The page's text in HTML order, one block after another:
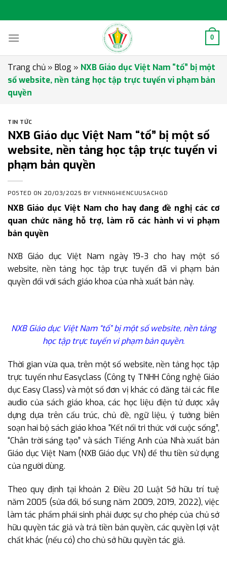
to
0
Trang chủ » Blog » NXB Giáo dục Việt Nam “tố” bị một
số website, nền tảng học tập trực tuyến vi phạm bản
quyền
TIN TỨC
NXB Giáo dục Việt Nam “tố” bị một số
website, nền tảng học tập trực tuyến vi
phạm bản quyền
POSTED ON 20/03/2025 BYVIENNGHIENCUUSACHGD
NXB Giáo dục Việt Nam cho hay đang đề nghị các cơ
quan chức năng hỗ trợ, làm rõ các hành vi vi phạm
bản quyền
NXB Giáo dục Việt Nam ngày 19-3 cho hay một số
website, nền tảng học tập trực tuyến đã vi phạm bản
quyền đối với sách giáo khoa của nhà xuất bản này.
NXB Giáo dục Việt Nam “tố” bị một số website, nền tảng
học tập trực tuyến vi phạm bản quyền.
Thời gian vừa qua, trên một số website, nền tảng học tập
trực tuyến như Easyclass (Công ty TNHH Công nghệ Giáo
dục Easy Class) và một số đơn vị khác có đăng tải các file
audio của sách giáo khoa, các học liệu điện tử được xây
dựng dựa trên cấu trúc, chủ đề, ngữ liệu, ý tưởng biên
soạn hai bộ sách giáo khoa “Kết nối tri thức với cuộc sống”,
“Chân trời sáng tạo” và sách Tiếng Anh của Nhà xuất bản
Giáo dục Việt Nam (NXB Giáo dục VN) để thu tiền sử dụng
của người dùng.
Theo quy định tại khoản 2 Điều 20 Luật Sở hữu trí tuệ
năm 2005 (sửa đổi, bổ sung năm 2009, 2019, 2022), việc
làm tác phẩm phái sinh phải được sự cho phép của chủ sở
hữu quyền tác giả và trả tiền bản quyền, các quyền lợi vật
chất khác (nếu có) cho chủ sở hữu quyền tác giả.